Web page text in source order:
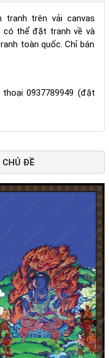
tranh trên vải canvas
có thể đặt tranh về và
toàn quốc. Chỉ bán
0937789949 (đặt
CHỦ ĐỀ